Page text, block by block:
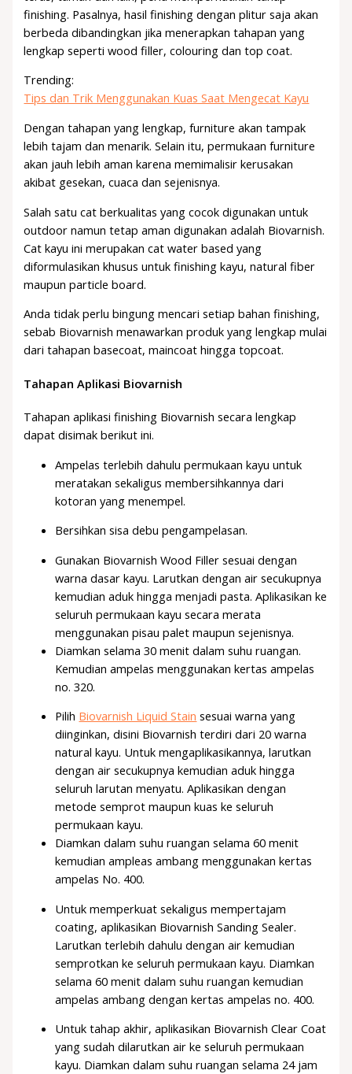
finishing. Pasalnya, hasil finishing dengan plitur saja akan
berbeda dibandingkan jika menerapkan tahapan yang
lengkap seperti wood filler, colouring dan top coat.
Trending:
Tips dan Trik Menggunakan Kuas Saat Mengecat Kayu
Dengan tahapan yang lengkap, furniture akan tampak
lebih tajam dan menarik. Selain itu, permukaan furniture
akan jauh lebih aman karena memimalisir kerusakan
akibat gesekan, cuaca dan sejenisnya.
Salah satu cat berkualitas yang cocok digunakan untuk
outdoor namun tetap aman digunakan adalah Biovarnish.
Cat kayu ini merupakan cat water based yang
diformulasikan khusus untuk finishing kayu, natural fiber
maupun particle board.
Anda tidak perlu bingung mencari setiap bahan finishing,
sebab Biovarnish menawarkan produk yang lengkap mulai
dari tahapan basecoat, maincoat hingga topcoat.
Tahapan Aplikasi Biovarnish
Tahapan aplikasi finishing Biovarnish secara lengkap
dapat disimak berikut ini.
Ampelas terlebih dahulu permukaan kayu untuk
meratakan sekaligus membersihkannya dari
kotoran yang menempel.
Bersihkan sisa debu pengampelasan.
Gunakan Biovarnish Wood Filler sesuai dengan
warna dasar kayu. Larutkan dengan air secukupnya
kemudian aduk hingga menjadi pasta. Aplikasikan ke
seluruh permukaan kayu secara merata
menggunakan pisau palet maupun sejenisnya.
Diamkan selama 30 menit dalam suhu ruangan.
Kemudian ampelas menggunakan kertas ampelas
no. 320.
Pilih Biovarnish Liquid Stain sesuai warna yang
diinginkan, disini Biovarnish terdiri dari 20 warna
natural kayu. Untuk mengaplikasikannya, larutkan
dengan air secukupnya kemudian aduk hingga
seluruh larutan menyatu. Aplikasikan dengan
metode semprot maupun kuas ke seluruh
permukaan kayu.
Diamkan dalam suhu ruangan selama 60 menit
kemudian ampleas ambang menggunakan kertas
ampelas No. 400.
Untuk memperkuat sekaligus mempertajam
coating, aplikasikan Biovarnish Sanding Sealer.
Larutkan terlebih dahulu dengan air kemudian
semprotkan ke seluruh permukaan kayu. Diamkan
selama 60 menit dalam suhu ruangan kemudian
ampelas ambang dengan kertas ampelas no. 400.
Untuk tahap akhir, aplikasikan Biovarnish Clear Coat
yang sudah dilarutkan air ke seluruh permukaan
kayu. Diamkan dalam suhu ruangan selama 24 jam